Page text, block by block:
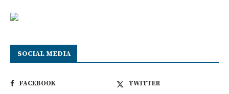
SOCIAL MEDIA
FACEBOOK
TWITTER